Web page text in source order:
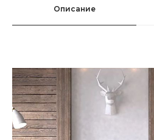
Описание